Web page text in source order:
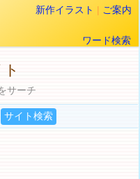
新作イラスト | ご案内
ワード検索
サーチ